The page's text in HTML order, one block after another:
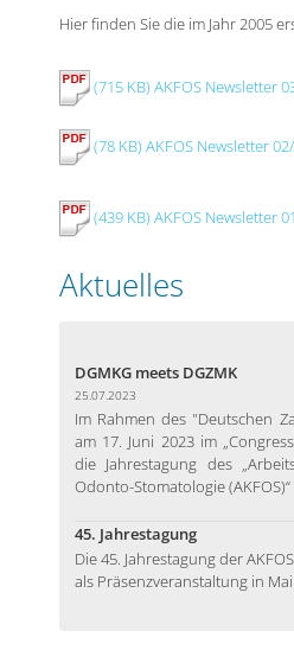
Hier finden Sie die im Jahr 2005
(715 KB) AKFOS Newsletter
(78 KB) AKFOS Newsletter
(439 KB) AKFOS Newsletter
Aktuelles
DGMKG meets DGZMK
25.07.2023
Im Rahmen des "Deutschen
am 17. Juni 2023 im
die Jahrestagung des
Odonto-Stomatologie (AKFOS)“
45. Jahrestagung
Die 45. Jahrestagung der
als Präsenzveranstaltung in